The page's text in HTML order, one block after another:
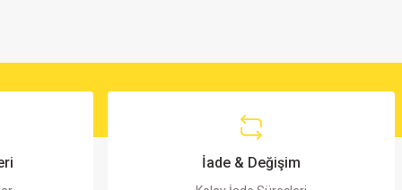
Sepete Ekleİade & Değişim